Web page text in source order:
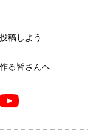
稿しよう
る皆さんへ